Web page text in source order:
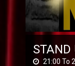
STAND
21:00 To